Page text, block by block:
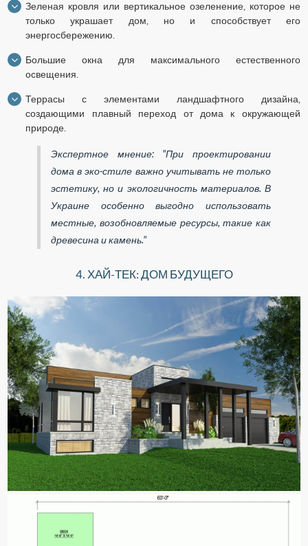
Зеленая кровля или вертикальное озеленение, которое не
только украшает дом, но и способствует его
энергосбережению.
Большие окна для максимального естественного
освещения.
Террасы с элементами ландшафтного дизайна,
создающими плавный переход от дома к окружающей
природе.
Экспертное мнение: "При проектировании
дома в эко-стиле важно учитывать не только
эстетику, но и экологичность материалов. В
Украине особенно выгодно использовать
местные, возобновляемые ресурсы, такие как
древесина и камень."
4. ХАЙ-ТЕК: ДОМ БУДУЩЕГО